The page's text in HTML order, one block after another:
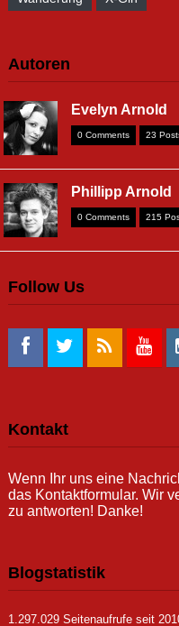
Autoren
Evelyn Arnold
0 Comments 23
Phillipp Arnold
0 Comments 215
Follow Us
Kontakt
Wenn Ihr uns eine
das Kontaktformular. Wir
zu antworten! Danke!
Blogstatistik
1.297.029 Seitenaufrufe seit